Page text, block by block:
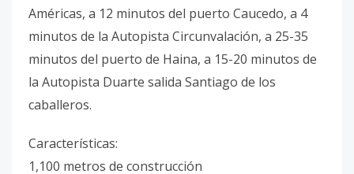
Américas, a 12 minutos del puerto Caucedo, a 4
minutos de la Autopista Circunvalación, a 25-35
minutos del puerto de Haina, a 15-20 minutos de
la Autopista Duarte salida Santiago de los
caballeros.
Características:
1,100 metros de construcción